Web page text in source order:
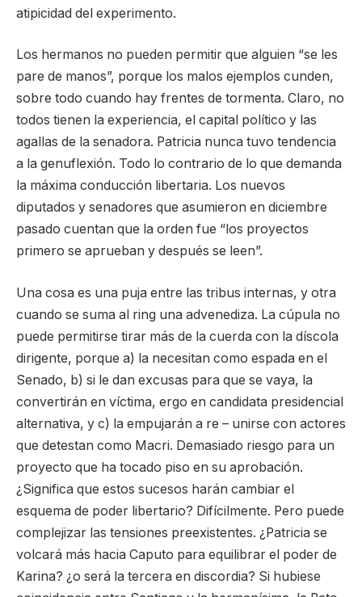
atipicidad del experimento.
Los hermanos no pueden permitir que alguien “se les
pare de manos”, porque los malos ejemplos cunden,
sobre todo cuando hay frentes de tormenta. Claro, no
todos tienen la experiencia, el capital político y las
agallas de la senadora. Patricia nunca tuvo tendencia
a la genuflexión. Todo lo contrario de lo que demanda
la máxima conducción libertaria. Los nuevos
diputados y senadores que asumieron en diciembre
pasado cuentan que la orden fue “los proyectos
primero se aprueban y después se leen”.
Una cosa es una puja entre las tribus internas, y otra
cuando se suma al ring una advenediza. La cúpula no
puede permitirse tirar más de la cuerda con la díscola
dirigente, porque a) la necesitan como espada en el
Senado, b) si le dan excusas para que se vaya, la
convertirán en víctima, ergo en candidata presidencial
alternativa, y c) la empujarán a re – unirse con actores
que detestan como Macri. Demasiado riesgo para un
proyecto que ha tocado piso en su aprobación.
¿Significa que estos sucesos harán cambiar el
esquema de poder libertario? Difícilmente. Pero puede
complejizar las tensiones preexistentes. ¿Patricia se
volcará más hacia Caputo para equilibrar el poder de
Karina? ¿o será la tercera en discordia? Si hubiese